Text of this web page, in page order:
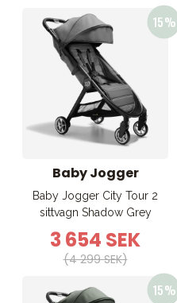
Baby Jogger
Baby Jogger City Tour 2
sittvagn Shadow Grey
3 654 SEK
(4 299 SEK)